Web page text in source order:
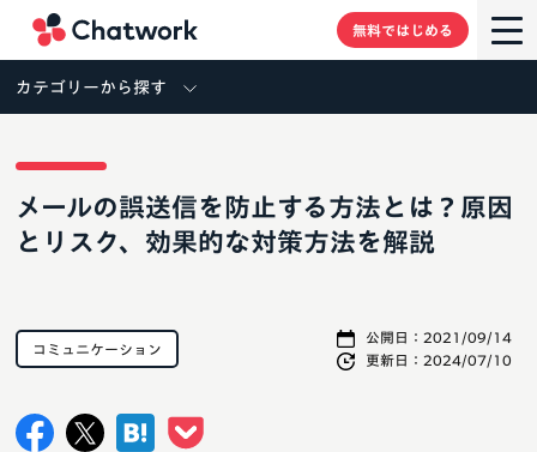
無料ではじめる
カテゴリーから探す
メールの誤送信を防止する方法とは？原因
とリスク、効果的な対策方法を解説
公開日： 2021/09/14
更新日： 2024/07/10
コミュニケーション